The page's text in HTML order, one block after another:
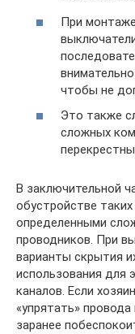
При
чтобы не
Это также
сложных
В заключительной
обустройстве
определенными
проводников. При
варианты скрытия
использования для
каналов. Если
«упрятать»
заранее